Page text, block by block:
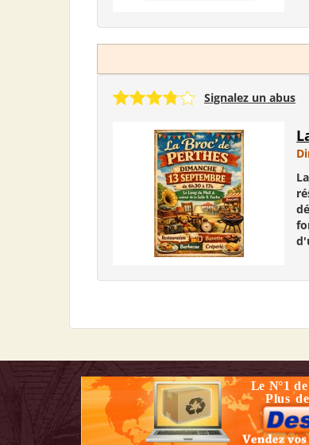
Signalez un abus